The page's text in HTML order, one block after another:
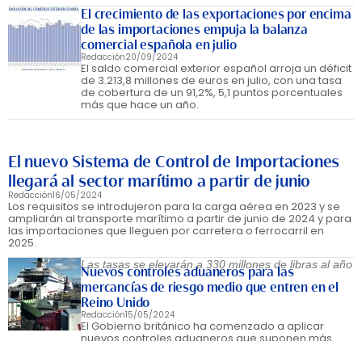
El crecimiento de las exportaciones por encima
de las importaciones empuja la balanza
comercial española en julio
Redacción20/09/2024
El saldo comercial exterior español arroja un déficit
de 3.213,8 millones de euros en julio, con una tasa
de cobertura de un 91,2%, 5,1 puntos porcentuales
más que hace un año.
El nuevo Sistema de Control de Importaciones
llegará al sector marítimo a partir de junio
Redacción16/05/2024
Los requisitos se introdujeron para la carga aérea en 2023 y se
ampliarán al transporte marítimo a partir de junio de 2024 y para
las importaciones que lleguen por carretera o ferrocarril en
2025.
Las tasas se elevarán a 330 millones de libras al año
Nuevos controles aduaneros para las
mercancías de riesgo medio que entren en el
Reino Unido
Redacción15/05/2024
El Gobierno británico ha comenzado a aplicar